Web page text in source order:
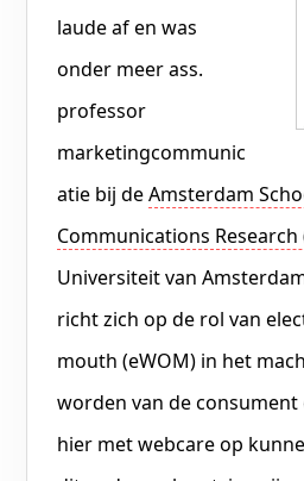
laude af en was
onder meer ass.
professor
marketingcommunic
atie bij deAmsterdam
Communications Research
Universiteit van
richt zich op de rol van
mouth (eWOM) in het
worden van de
hier met webcare op